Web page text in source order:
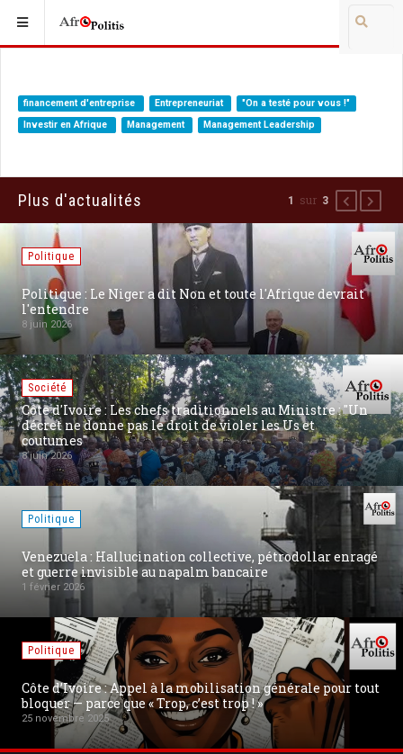
financement d'entreprise Entrepreneuriat
"On a testé pour vous !"
Investir en Afrique
Management Management Leadership
Plus d'actualités
Politique
Politique : Le Niger a dit Non et toute l'Afrique devrait
l'entendre
8 juin 2026
Société
Côte d'Ivoire : Les chefs traditionnels au Ministre : "Un
décret ne donne pas le droit de violer les Us et
coutumes"
8 juin 2026
Politique
Venezuela : Hallucination collective, pétrodollar enragé
et guerre invisible au napalm bancaire
1 février 2026
Politique
Côte d’Ivoire : Appel à la mobilisation générale pour tout
bloquer — parce que « Trop, c’est trop ! »
25 novembre 2025
1 sur 3 Précédent